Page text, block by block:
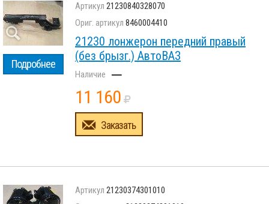
Подробнее
21230840328070
8460004410
21230 лонжерон передний правый
(без брызг.) АвтоВАЗ
–
11 160
Заказать
21230374301010